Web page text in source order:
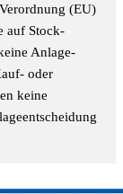
(EU)
auf Stock-
Anlage-
oder
keine